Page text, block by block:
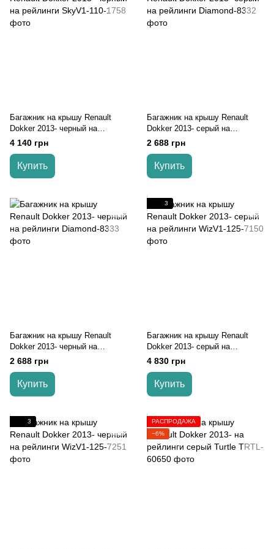
Багажник на крышу Renault
Dokker 2013- черный на
рейлинги
4 140 грн
Купить
Багажник на крышу Renault
Dokker 2013- серый на
рейлинги
2 688 грн
Купить
Багажник на крышу Renault
Dokker 2013- черный на
рейлинги
2 688 грн
Купить
3
Багажник на крышу Renault
Dokker 2013- серый на
рейлинги
4 830 грн
Купить
3
РАСПРОДАЖА
−6%